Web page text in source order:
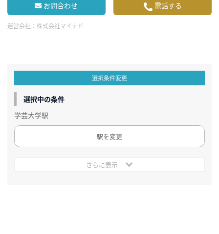
お問合わせ 電話する
運営会社： 株式会社マイナビ
選択条件変更
選択中の条件
学芸大学駅
駅を変更
さらに表示